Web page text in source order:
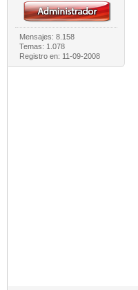
Mensajes: 8.158
Temas: 1.078
Registro en: 11-09-2008